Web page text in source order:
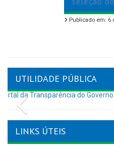
Publicado em: 6
UTILIDADE PÚBLICA
Previous
LINKS ÚTEIS